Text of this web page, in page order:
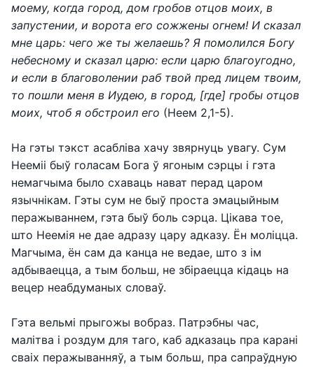
моему, когда город, дом гробов отцов моих, в
запустении, и ворота его сожжены огнем! И сказал
мне царь: чего же ты желаешь? Я помолился Богу
небесному и сказал царю: если царю благоугодно,
и если в благоволении раб твой пред лицем твоим,
то пошли меня в Иудею, в город, [где] гробы отцов
моих, чтоб я обстроил его (Неем 2,1-5).
На гэты тэкст асабліва хачу звярнуць увагу. Сум
Нееміі быў голасам Бога ў ягоным сэрцы і гэта
немагчыма было схаваць нават перад царом
язычнікам. Гэты сум не быў проста эмацыйным
перажываннем, гэта быў боль сэрца. Цікава тое,
што Неемія не дае адразу цару адказу. Ён моліцца.
Магчыма, ён сам да канца не ведае, што з ім
адбываецца, а тым больш, не збіраецца кідаць на
вецер неабдуманых словаў.
Гэта вельмі прыгожы вобраз. Патрэбны час,
малітва і роздум для таго, каб адказаць пра карані
сваіх перажыванняў, а тым больш, пра сапраўдную